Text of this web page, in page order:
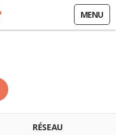
MENU
RÉSEAU